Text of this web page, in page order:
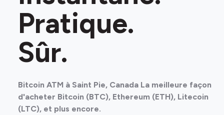
Pratique.
Sûr.
Bitcoin ATM à Saint Pie, Canada La meilleure façon
d'acheter Bitcoin (BTC), Ethereum (ETH), Litecoin
(LTC), et plus encore.